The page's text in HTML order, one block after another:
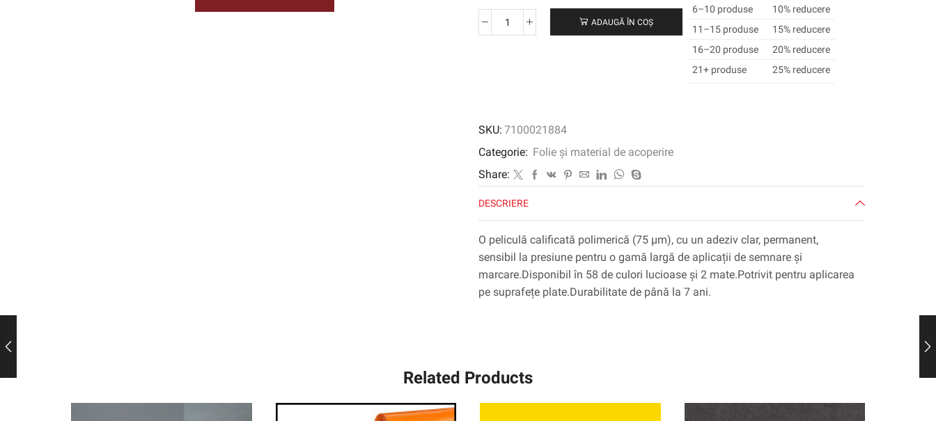
Cantitate
50-
486,
Deep,
1220
50
m
ADAUGĂ ÎN COȘ
6–10 produse
10% reducere
11–15 produse
15% reducere
16–20 produse
20% reducere
21+ produse
25% reducere
SKU: 7100021884
Categorie: Folie și material de acoperire
Share:
DESCRIERE
O peliculă calificată polimerică (75 µm), cu un adeziv clar, permanent,
sensibil la presiune pentru o gamă largă de aplicații de semnare și
marcare.Disponibil în 58 de culori lucioase și 2 mate.Potrivit pentru aplicarea
pe suprafețe plate.Durabilitate de până la 7 ani.
Related Products